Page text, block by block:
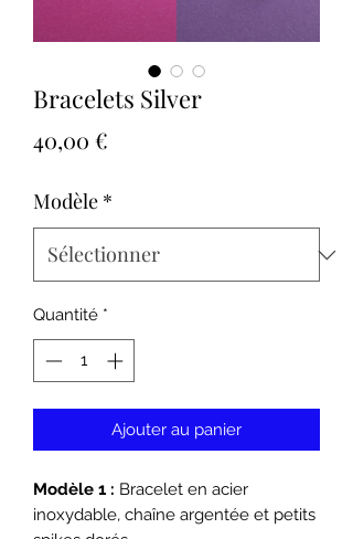
Bracelets Silver
40,00 €
Modèle *
Quantité *
Ajouter au panier
Modèle 1 : Bracelet en acier
inoxydable, chaîne argentée et petits